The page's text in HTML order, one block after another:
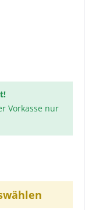
Vorkasse nur